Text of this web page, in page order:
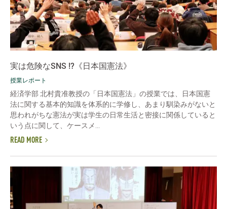
実は危険なSNS !?《日本国憲法》
授業レポート
経済学部 北村貴准教授の「日本国憲法」の授業では、日本国憲
法に関する基本的知識を体系的に学修し、あまり馴染みがないと
思われがちな憲法が実は学生の日常生活と密接に関係していると
いう点に関して、ケースメ...
READ MORE